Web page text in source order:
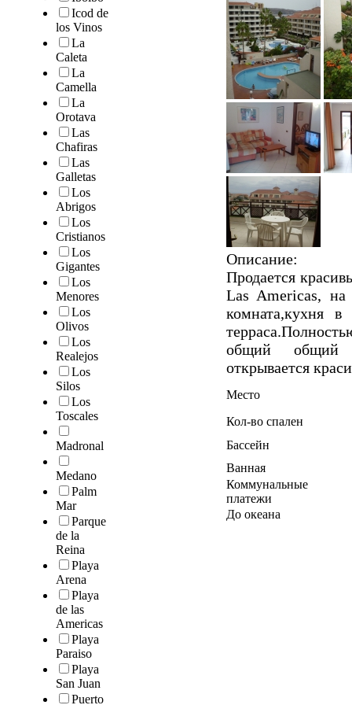
Icod de
los Vinos
La
Caleta
La
Camella
La
Orotava
Las
Chafiras
Las
Galletas
Los
Abrigos
Los
Cristianos
Los
Gigantes
Los
Menores
Los
Olivos
Los
Realejos
Los
Silos
Los
Toscales
Madronal
Medano
Palm
Mar
Parque
de la
Reina
Playa
Arena
Playa
de las
Americas
Playa
Paraiso
Playa
San Juan
Puerto
Описание:
Продается
Las Americas,
комната,кухня в
общий общий
открывается
Место
Кол-во спален
Бассейн
Ванная
Коммунальные
платежи
До океана